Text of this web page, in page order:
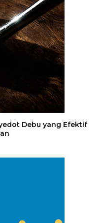
Debu yang Efektif